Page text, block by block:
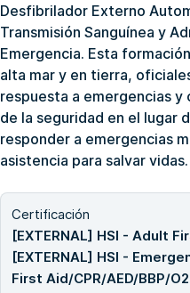
Desfibrilador Externo
Transmisión Sanguínea y
Emergencia. Esta
alta mar y en tierra,
respuesta a emergencias y
de la seguridad en el lugar
responder a emergencias
asistencia para salvar vidas.
Certificación
[EXTERNAL] HSI - Adult
[EXTERNAL] HSI -
First Aid/CPR/AED/BBP/